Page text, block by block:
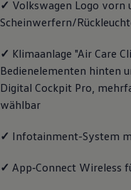
Räder
Zubehör
Digitale Extras
Dienste
✓ Volkswagen Logo vorn
Scheinwerfern/
✓ Klimaanlage "Air Care
Bedienelementen hinten
Digital Cockpit Pro,
wählbar
✓ Infotainment-System
✓ App‑Connect Wireless